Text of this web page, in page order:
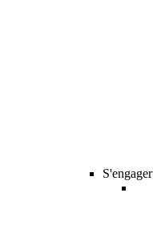
S'engager